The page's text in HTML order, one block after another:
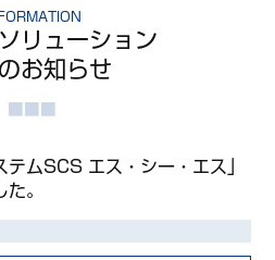
リューション
お知らせ
テムSCS エス・シー・エス」
。